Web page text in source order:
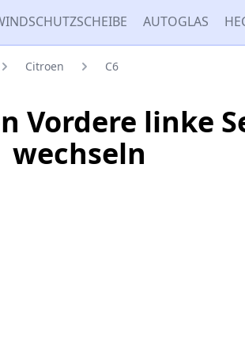
AUTOGLAS
Citroen C6
Vordere linke
wechseln